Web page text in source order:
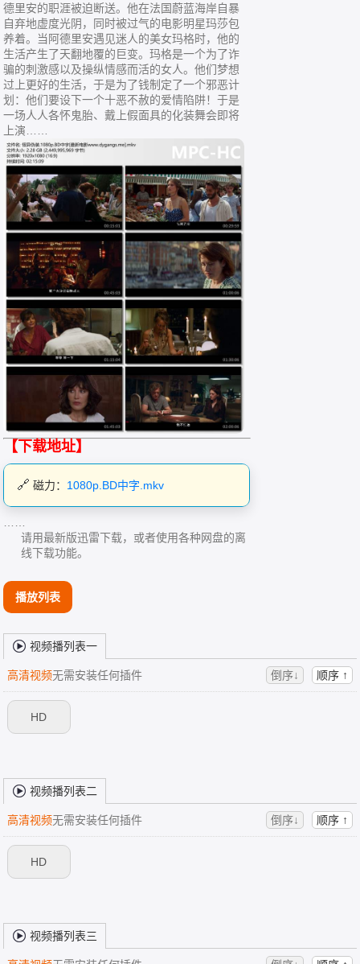
德里安的职涯被迫断送。他在法国蔚蓝海岸自暴
自弃地虚度光阴，同时被过气的电影明星玛莎包
养着。当阿德里安遇见迷人的美女玛格时，他的
生活产生了天翻地覆的巨变。玛格是一个为了诈
骗的刺激感以及操纵情感而活的女人。他们梦想
过上更好的生活，于是为了钱制定了一个邪恶计
划：他们要设下一个十恶不赦的爱情陷阱！于是
一场人人各怀鬼胎、戴上假面具的化装舞会即将
上演……
【下载地址】
磁力： 1080p.BD中字.mkv
请用最新版迅雷下载，或者使用各种网盘的离
线下载功能。
播放列表
视频播列表一
高清视频无需安装任何插件 倒序↓ 顺序 ↑
HD
视频播列表二
高清视频无需安装任何插件 倒序↓ 顺序 ↑
HD
视频播列表三